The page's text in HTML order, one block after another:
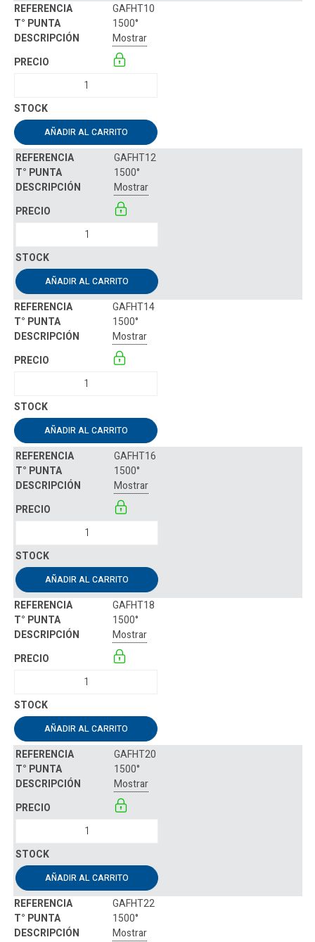
GAFHT10
1500°
Mostrar
AÑADIR AL CARRITO
GAFHT12
1500°
Mostrar
AÑADIR AL CARRITO
GAFHT14
1500°
Mostrar
AÑADIR AL CARRITO
GAFHT16
1500°
Mostrar
AÑADIR AL CARRITO
GAFHT18
1500°
Mostrar
AÑADIR AL CARRITO
GAFHT20
1500°
Mostrar
AÑADIR AL CARRITO
GAFHT22
1500°
Mostrar